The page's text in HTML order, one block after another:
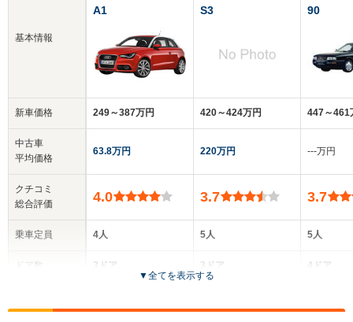
基本情報
新車価格
中古車
平均価格
クチコミ
総合評価
乗車定員
ドア数
A1
249～387万円
63.8万円
4.0
4人
3ドア
全高
S3
420～424万円
220万円
3.7
5人
3ドア
全高
90
447～461
‐‐‐万円
3.7
5人
4ドア
全高
▼全てを表示する